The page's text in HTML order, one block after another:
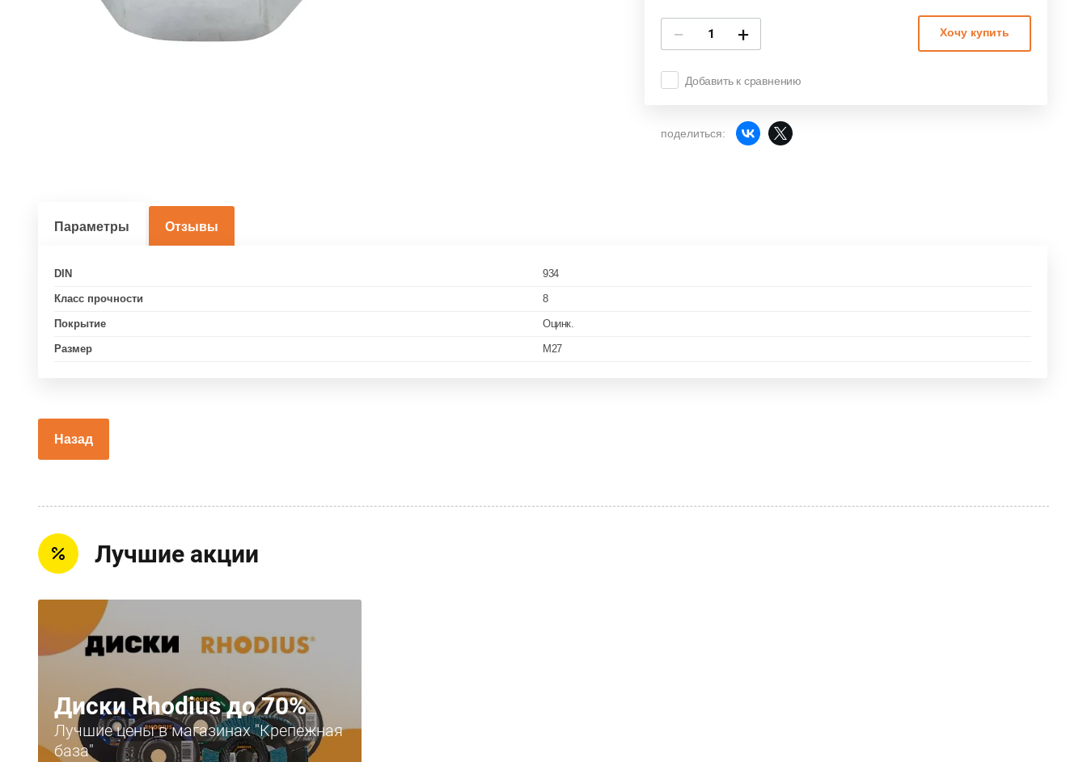
− + Хочу купить
Добавить к сравнению
поделиться:
Параметры Отзывы
DIN 934
Класс прочности 8
Покрытие Оцинк.
Размер M27
Назад
Лучшие акции
Диски Rhodius до 70%
Лучшие цены в магазинах "Крепежная
база"